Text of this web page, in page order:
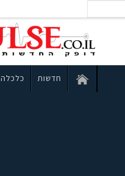
חדשות כלכלה